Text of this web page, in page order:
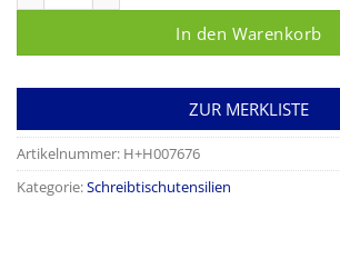
In den Warenkorb
ZUR MERKLISTE
Artikelnummer: H+H007676
Kategorie:Schreibtischutensilien